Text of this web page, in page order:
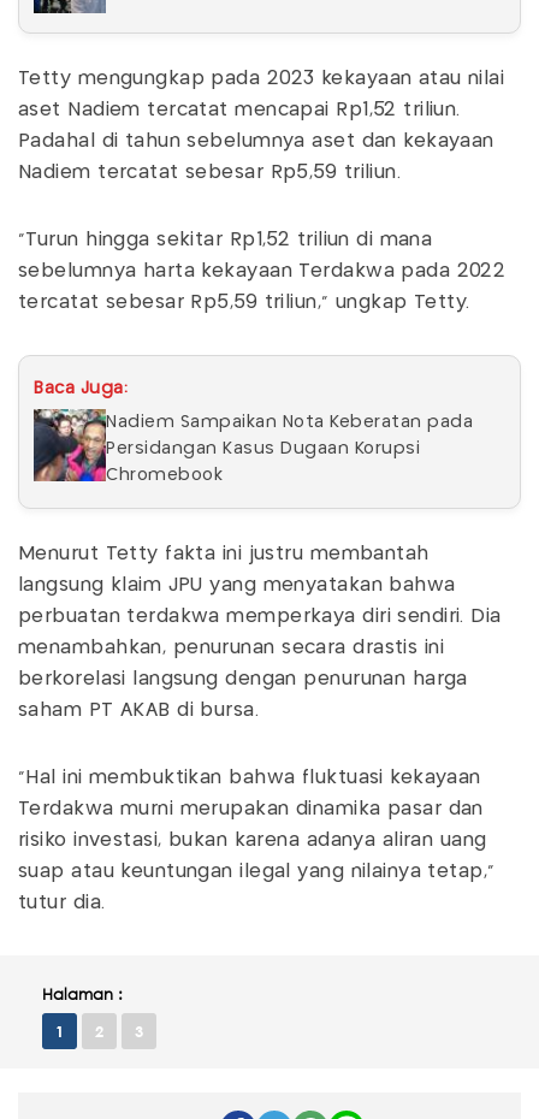
Tetty mengungkap pada 2023 kekayaan atau nilai
aset Nadiem tercatat mencapai Rp1,52 triliun.
Padahal di tahun sebelumnya aset dan kekayaan
Nadiem tercatat sebesar Rp5,59 triliun.
“Turun hingga sekitar Rp1,52 triliun di mana
sebelumnya harta kekayaan Terdakwa pada 2022
tercatat sebesar Rp5,59 triliun,” ungkap Tetty.
Baca Juga:
Nadiem Sampaikan Nota Keberatan pada
Persidangan Kasus Dugaan Korupsi
Chromebook
Menurut Tetty fakta ini justru membantah
langsung klaim JPU yang menyatakan bahwa
perbuatan terdakwa memperkaya diri sendiri. Dia
menambahkan, penurunan secara drastis ini
berkorelasi langsung dengan penurunan harga
saham PT AKAB di bursa.
“Hal ini membuktikan bahwa fluktuasi kekayaan
Terdakwa murni merupakan dinamika pasar dan
risiko investasi, bukan karena adanya aliran uang
suap atau keuntungan ilegal yang nilainya tetap,”
tutur dia.
Halaman :
1 2 3